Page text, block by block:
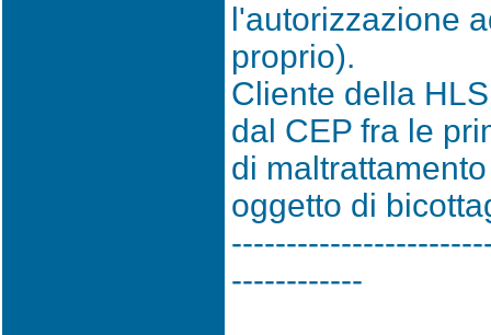
l'autorizzazione
proprio).
Cliente della
dal CEP fra le
di
oggetto di
------------